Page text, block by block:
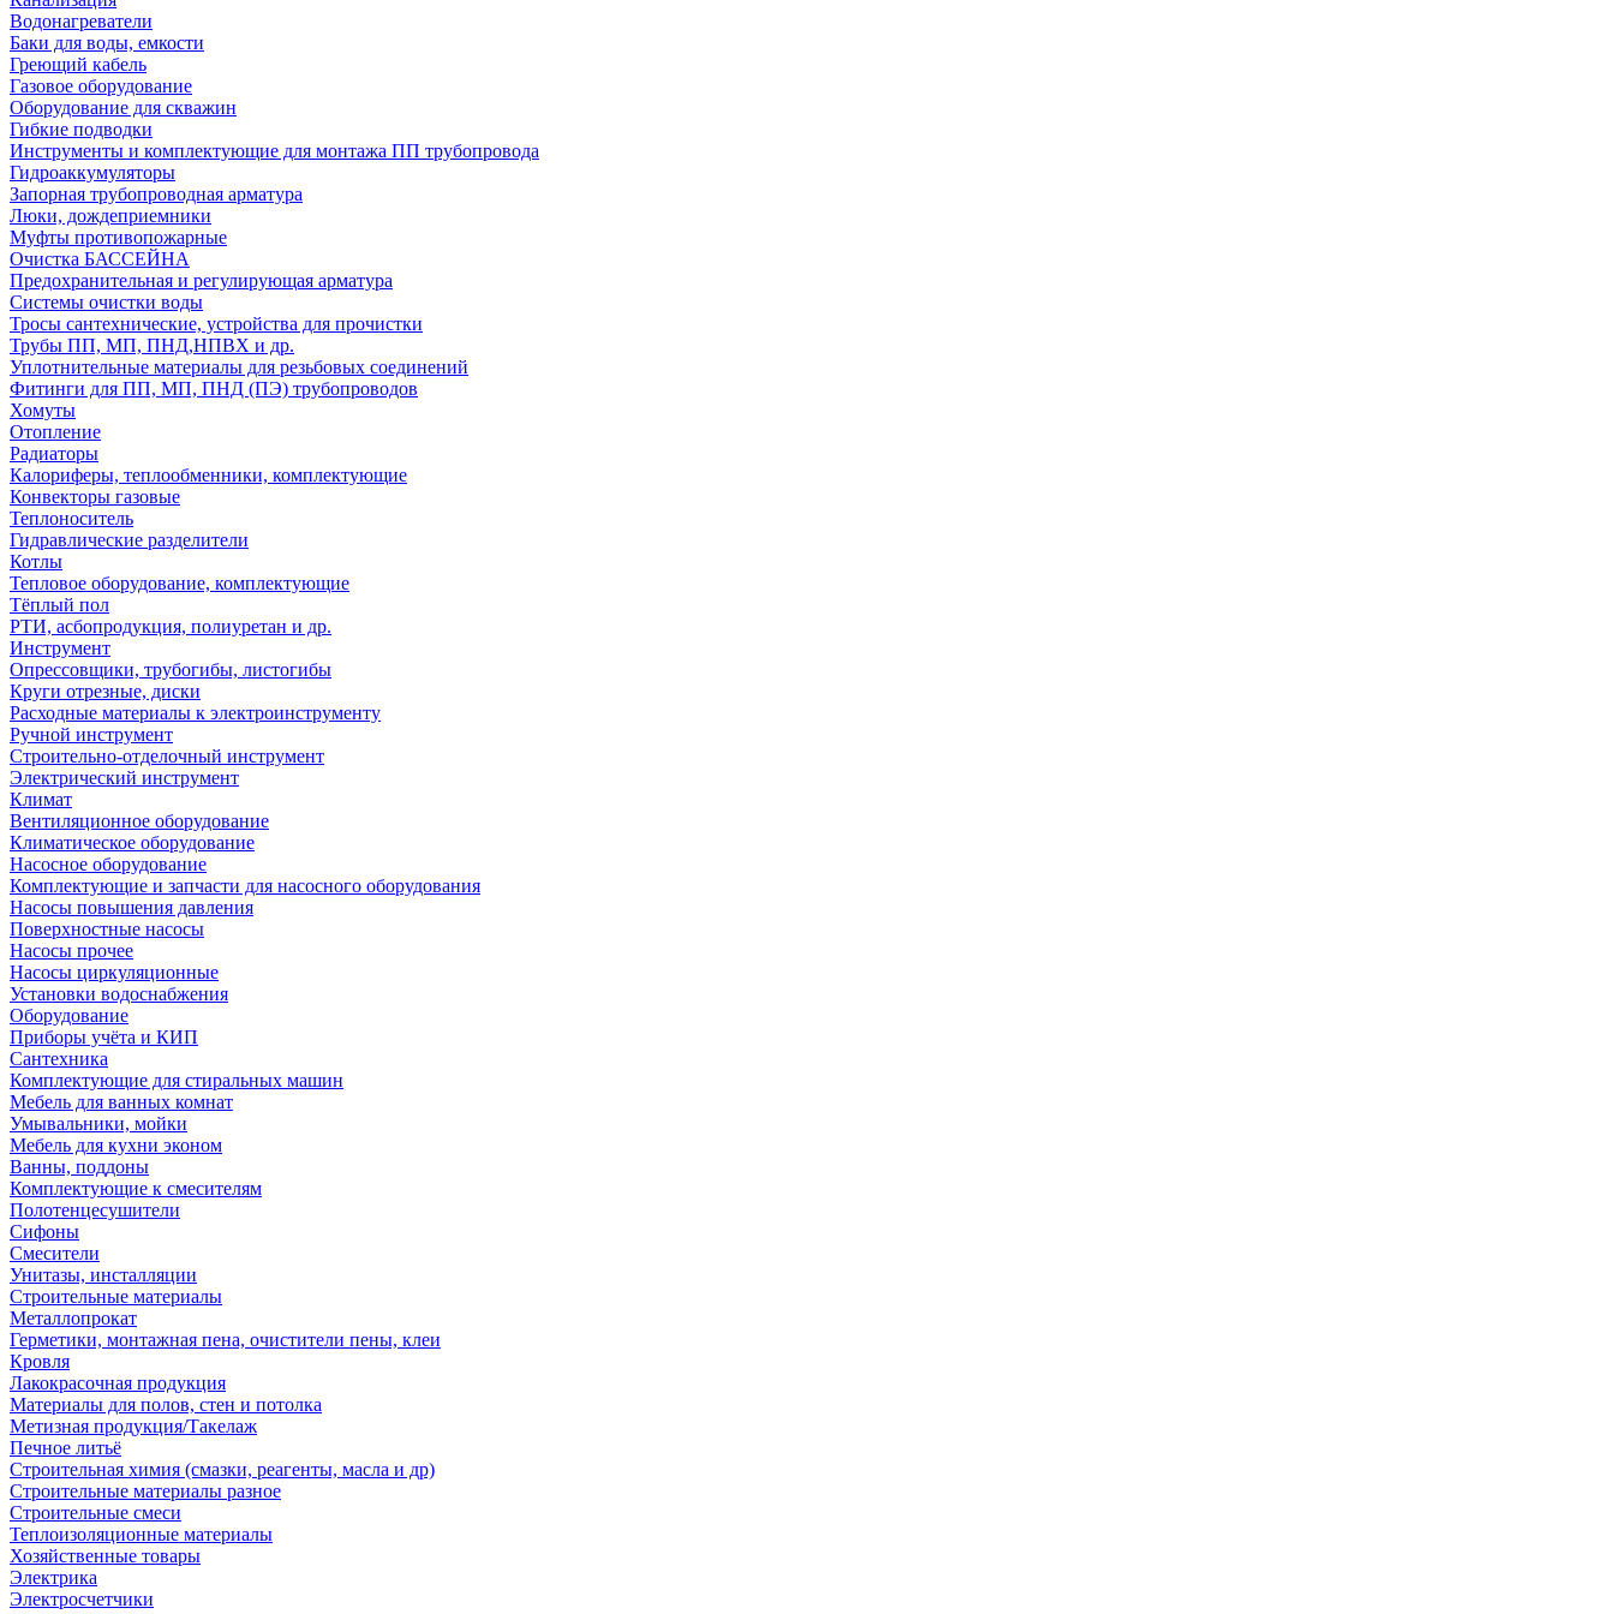
Водонагреватели
Баки для воды, емкости
Греющий кабель
Газовое оборудование
Оборудование для скважин
Гибкие подводки
Инструменты и комплектующие для монтажа ПП трубопровода
Гидроаккумуляторы
Запорная трубопроводная арматура
Люки, дождеприемники
Муфты противопожарные
Очистка БАССЕЙНА
Предохранительная и регулирующая арматура
Системы очистки воды
Тросы сантехнические, устройства для прочистки
Трубы ПП, МП, ПНД,НПВХ и др.
Уплотнительные материалы для резьбовых соединений
Фитинги для ПП, МП, ПНД (ПЭ) трубопроводов
Хомуты
Отопление
Радиаторы
Калориферы, теплообменники, комплектующие
Конвекторы газовые
Теплоноситель
Гидравлические разделители
Котлы
Тепловое оборудование, комплектующие
Тёплый пол
РТИ, асбопродукция, полиуретан и др.
Инструмент
Опрессовщики, трубогибы, листогибы
Круги отрезные, диски
Расходные материалы к электроинструменту
Ручной инструмент
Строительно-отделочный инструмент
Электрический инструмент
Климат
Вентиляционное оборудование
Климатическое оборудование
Насосное оборудование
Комплектующие и запчасти для насосного оборудования
Насосы повышения давления
Поверхностные насосы
Насосы прочее
Насосы циркуляционные
Установки водоснабжения
Оборудование
Приборы учёта и КИП
Сантехника
Комплектующие для стиральных машин
Мебель для ванных комнат
Умывальники, мойки
Мебель для кухни эконом
Ванны, поддоны
Комплектующие к смесителям
Полотенцесушители
Сифоны
Смесители
Унитазы, инсталляции
Строительные материалы
Металлопрокат
Герметики, монтажная пена, очистители пены, клеи
Кровля
Лакокрасочная продукция
Материалы для полов, стен и потолка
Метизная продукция/Такелаж
Печное литьё
Строительная химия (смазки, реагенты, масла и др)
Строительные материалы разное
Строительные смеси
Теплоизоляционные материалы
Хозяйственные товары
Электрика
Электросчетчики